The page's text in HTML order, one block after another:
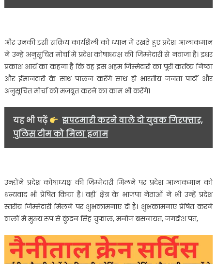
मोर्चों
और उनकी इसी सक्रिय कार्यशैली को ध्यान में रखते हुए प्रदेश आलाकमान
ने उन्हें अनुसूचित मोर्चा में प्रदेश कोषाध्यक्ष की जिम्मेदारी से नवाजा है। इधर
प्रकाश आर्य का कहना है कि वह इस अहम जिम्मेदारी का पूरी कर्तव्य निष्ठा
और ईमानदारी के साथ पालन करेंगे साथ ही भारतीय जनता पार्टी और
अनुसूचित मोर्चा को मजबूत करने का काम भी करेंगे।
यह भी पढ़ें
झपटमारी करने वाले दो युवक गिरफ्तार,
पुलिस टीम को मिला इनाम
उन्होंने प्रदेश कोषाध्यक्ष की जिम्मेदारी मिलने पर प्रदेश आलाकमान को
धन्यवाद भी प्रेषित किया है। वहीं क्षेत्र के भाजपा नेताओं ने भी उन्हें प्रदेश
स्तरीय जिम्मेदारी मिलने पर शुभकामनाएं दी हैं। शुभकामनाएं प्रेषित करने
वालों में मुख्य रूप से कुंदन सिंह चुफाल, मनोज बसनायत, जगदीश पंत,